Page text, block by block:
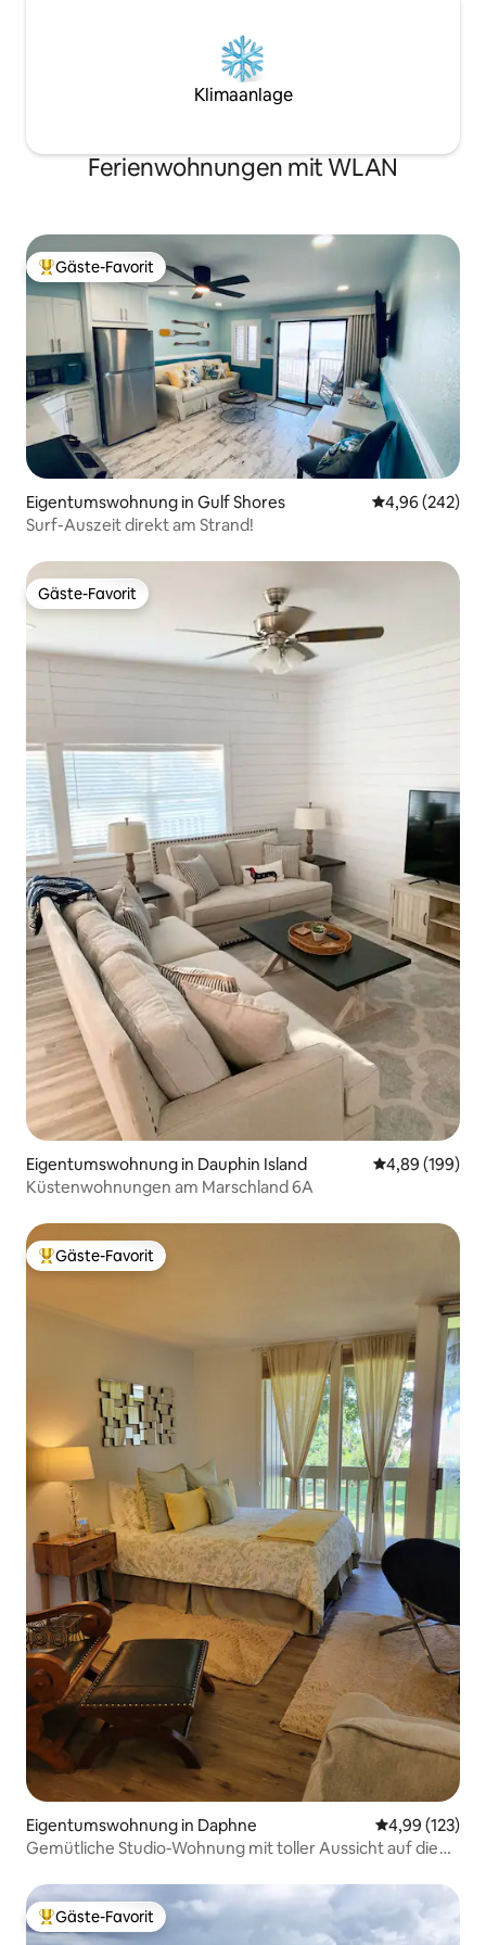
Klimaanlage
Ferienwohnungen mit WLAN
Beliebter Gäste-Favorit.
Gäste-Favorit
Eigentumswohnung in Gulf Shores
4,96 (242)
Surf-Auszeit direkt am Strand!
Gäste-Favorit
Gäste-Favorit
Eigentumswohnung in Dauphin Island
4,89 (199)
Küstenwohnungen am Marschland 6A
Beliebter Gäste-Favorit.
Gäste-Favorit
Eigentumswohnung in Daphne
4,99 (123)
Gemütliche Studio-Wohnung mit toller Aussicht auf die
Beliebter Gäste-Favorit.
Gäste-Favorit